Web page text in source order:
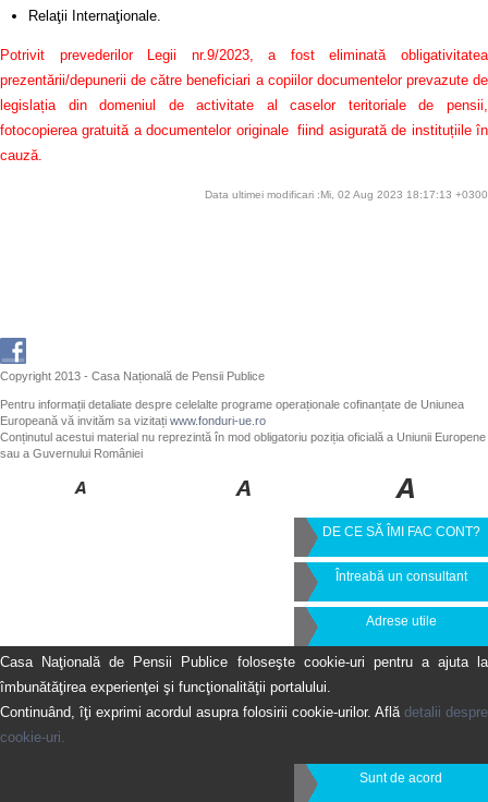
Relaţii Internaţionale.
Potrivit prevederilor Legii nr.9/2023, a fost eliminată obligativitatea
prezentării/depunerii de către beneficiari a copiilor documentelor prevazute de
legislația din domeniul de activitate al caselor teritoriale de pensii,
fotocopierea gratuită a documentelor originale fiind asigurată de instituțiile în
cauză.
Data ultimei modificari :Mi, 02 Aug 2023 18:17:13 +0300
Copyright 2013 - Casa Națională de Pensii Publice
Pentru informații detaliate despre celelalte programe operaționale cofinanțate de Uniunea
Europeană vă invităm sa vizitați www.fonduri-ue.ro
Conținutul acestui material nu reprezintă în mod obligatoriu poziția oficială a Uniunii Europene
sau a Guvernului României
DE CE SĂ ÎMI FAC CONT?
Întreabă un consultant
Adrese utile
Casa Naţională de Pensii Publice foloseşte cookie-uri pentru a ajuta la
îmbunătăţirea experienţei şi funcţionalităţii portalului.
Continuând, îţi exprimi acordul asupra folosirii cookie-urilor. Află detalii despre
cookie-uri.
Sunt de acord